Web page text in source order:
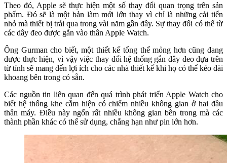
Theo đó, Apple sẽ thực hiện một số thay đổi quan trọng trên sản
phẩm. Đó sẽ là một bản làm mới lớn thay vì chỉ là những cải tiến
nhỏ mà thiết bị trải qua trong vài năm gần đây. Sự thay đổi có thể từ
các dây đeo được gắn vào thân Apple Watch.
Ông Gurman cho biết, một thiết kế tổng thể mỏng hơn cũng đang
được thực hiện, vì vậy việc thay đổi hệ thống gắn dây đeo dựa trên
từ tính sẽ mang đến lợi ích cho các nhà thiết kế khi họ có thể kéo dài
khoang bên trong có sẵn.
Các nguồn tin liên quan đến quá trình phát triển Apple Watch cho
biết hệ thống khe cắm hiện có chiếm nhiều không gian ở hai đầu
thân máy. Điều này ngốn rất nhiều không gian bên trong mà các
thành phần khác có thể sử dụng, chẳng hạn như pin lớn hơn.